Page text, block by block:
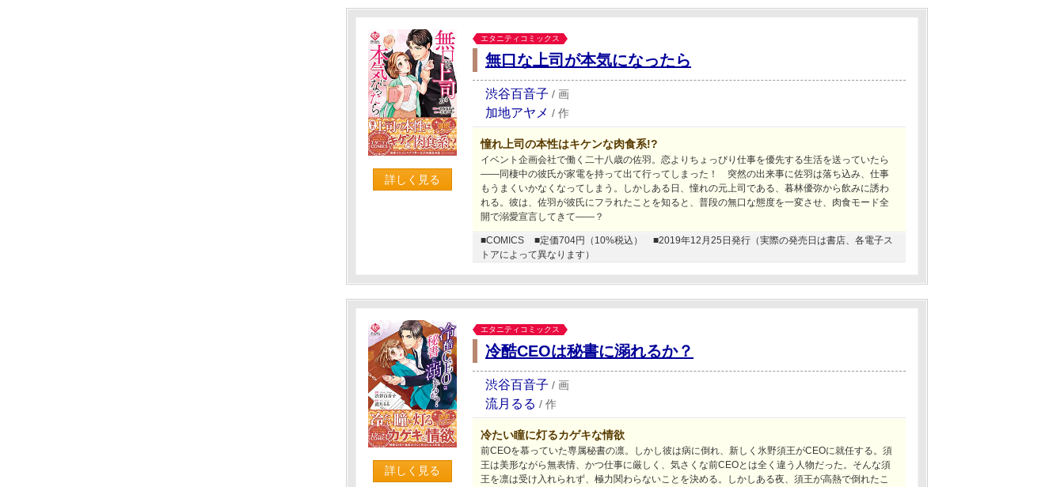
詳しく見る
エタニティコミックス
無口な上司が本気になったら
渋谷百音子 / 画
加地アヤメ / 作
憧れ上司の本性はキケンな肉食系!?
イベント企画会社で働く二十八歳の佐羽。恋よりちょっぴり仕事を優先する生活を送っていたら
――同棲中の彼氏が家電を持って出て行ってしまった！ 突然の出来事に佐羽は落ち込み、仕事
もうまくいかなくなってしまう。しかしある日、憧れの元上司である、暮林優弥から飲みに誘わ
れる。彼は、佐羽が彼氏にフラれたことを知ると、普段の無口な態度を一変させ、肉食モード全
開で溺愛宣言してきて――？
■COMICS ■定価704円（10%税込）
■2019年12月25日発行（実際の発売日は書店、各電子ス
トアによって異なります）
詳しく見る
エタニティコミックス
冷酷CEOは秘書に溺れるか？
渋谷百音子 / 画
流月るる / 作
冷たい瞳に灯るカゲキな情欲
前CEOを慕っていた専属秘書の凛。しかし彼は病に倒れ、新しく氷野須王がCEOに就任する。須
王は美形ながら無表情、かつ仕事に厳しく、気さくな前CEOとは全く違う人物だった。そんな須
王を凛は受け入れられず、極力関わらないことを決める。しかしある夜、須王が高熱で倒れたこ